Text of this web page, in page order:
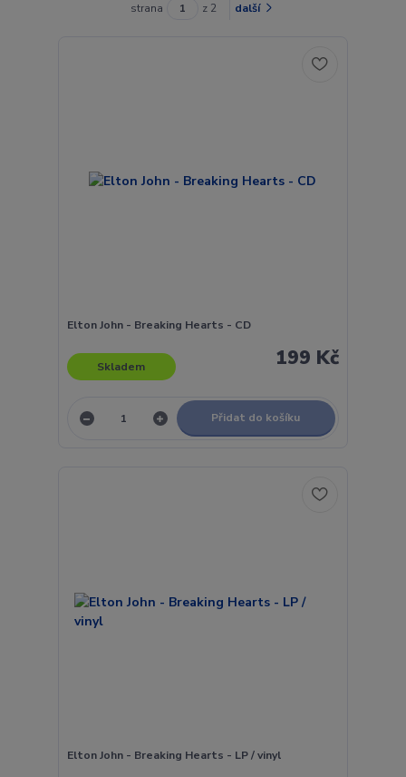
strana z 2 další
Elton John - Breaking Hearts - CD
199 Kč
Skladem
Přidat do košíku
Elton John - Breaking Hearts - LP / vinyl